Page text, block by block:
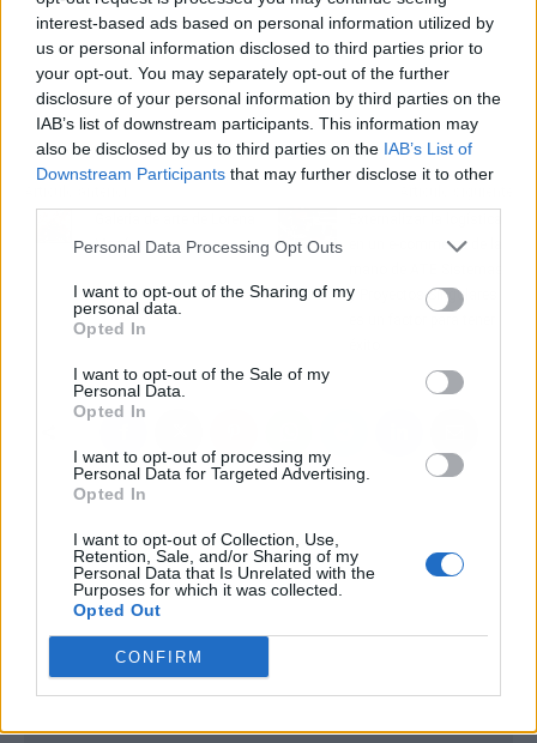
interest-based ads based on personal information utilized by
us or personal information disclosed to third parties prior to
your opt-out. You may separately opt-out of the further
disclosure of your personal information by third parties on the
IAB’s list of downstream participants. This information may
also be disclosed by us to third parties on the IAB’s List of
Downstream Participants that may further disclose it to other
Personal Data Processing Opt Outs
I want to opt-out of the Sharing of my
personal data.
Opted In
I want to opt-out of the Sale of my
Personal Data.
Opted In
I want to opt-out of processing my
Personal Data for Targeted Advertising.
Opted In
I want to opt-out of Collection, Use,
Retention, Sale, and/or Sharing of my
Personal Data that Is Unrelated with the
Purposes for which it was collected.
Opted Out
CONFIRM
Martín
en un e-commerce de la
y Proyectos Singulares